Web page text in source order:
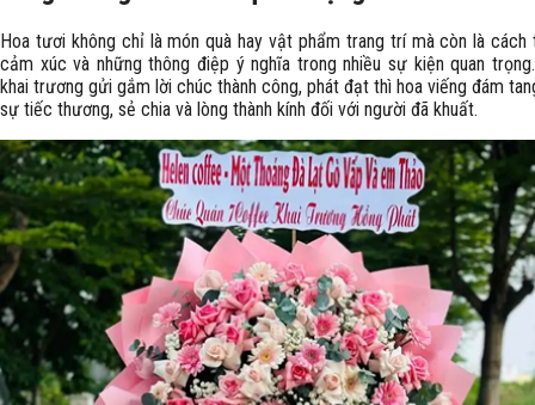
Hoa tươi không chỉ là món quà hay vật phẩm trang trí mà còn là cách
cảm xúc và những thông điệp ý nghĩa trong nhiều sự kiện quan
khai trương gửi gắm lời chúc thành công, phát đạt thì hoa viếng đám
sự tiếc thương, sẻ chia và lòng thành kính đối với người đã khuất.